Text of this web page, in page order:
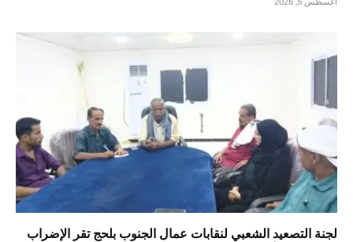
لجنة التصعيد الشعبي لنقابات عمال الجنوب بلحج تقر الإضراب